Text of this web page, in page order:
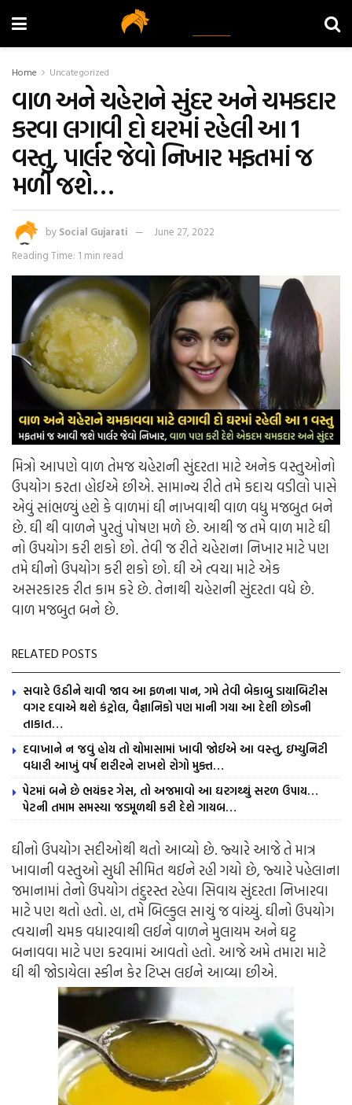
Home Uncategorized
વાળ અને ચહેરાને સુંદર અને ચમકદાર
કરવા લગાવી દો ઘરમાં રહેલી આ 1
વસ્તુ, પાર્લર જેવો નિખાર મફતમાં જ
મળી જશે…
by Social Gujarati
June 27, 2022
Reading Time: 1 min read
મિત્રો આપણે વાળ તેમજ ચહેરાની સુંદરતા માટે અનેક વસ્તુઓનો
ઉપયોગ કરતા હોઈએ છીએ. સામાન્ય રીતે તમે કદાચ વડીલો પાસે
એવું સાંભળ્યું હશે કે વાળમાં ઘી નાખવાથી વાળ વધુ મજબુત બને
છે. ઘી થી વાળને પુરતું પોષણ મળે છે. આથી જ તમે વાળ માટે ઘી
નો ઉપયોગ કરી શકો છો. તેવી જ રીતે ચહેરાના નિખાર માટે પણ
તમે ઘીનો ઉપયોગ કરી શકો છો. ઘી એ ત્વચા માટે એક
અસરકારક રીત કામ કરે છે. તેનાથી ચહેરાની સુંદરતા વધે છે.
વાળ મજબુત બને છે.
RELATED POSTS
સવારે ઉઠીને ચાવી જાવ આ ફળના પાન, ગમે તેવી બેકાબુ ડાયાબિટીસ
વગર દવાએ થશે કંટ્રોલ, વૈજ્ઞાનિકો પણ માની ગયા આ દેશી છોડની
તાકાત…
દવાખાને ન જવું હોય તો ચોમાસામાં ખાવી જોઈએ આ વસ્તુ, ઇમ્યુનિટી
વધારી આખું વર્ષ શરીરને રાખશે રોગો મુક્ત…
પેટમાં બને છે ભયંકર ગેસ, તો અજમાવો આ ઘરગથ્થું સરળ ઉપાય…
પેટની તમામ સમસ્યા જડમૂળથી કરી દેશે ગાયબ…
ઘીનો ઉપયોગ સદીઓથી થતો આવ્યો છે. જ્યારે આજે તે માત્ર
ખાવાની વસ્તુઓ સુધી સીમિત થઈને રહી ગયો છે, જ્યારે પહેલાના
જમાનામાં તેનો ઉપયોગ તંદુરસ્ત રહેવા સિવાય સુંદરતા નિખારવા
માટે પણ થતો હતો. હા, તમે બિલ્કુલ સાચું જ વાંચ્યું. ઘીનો ઉપયોગ
ત્વચાની ચમક વધારવાથી લઈને વાળને મુલાયમ અને ઘટ્ટ
બનાવવા માટે પણ કરવામાં આવતો હતો. આજે અમે તમારા માટે
ઘી થી જોડાયેલા સ્કીન કેર ટિપ્સ લઈને આવ્યા છીએ.